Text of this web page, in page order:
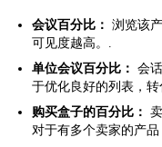
会议百分比： 浏览该
可见度越高。.
单位会议百分比： 会
于优化良好的列表，转
购买盒子的百分比：
对于有多个卖家的产